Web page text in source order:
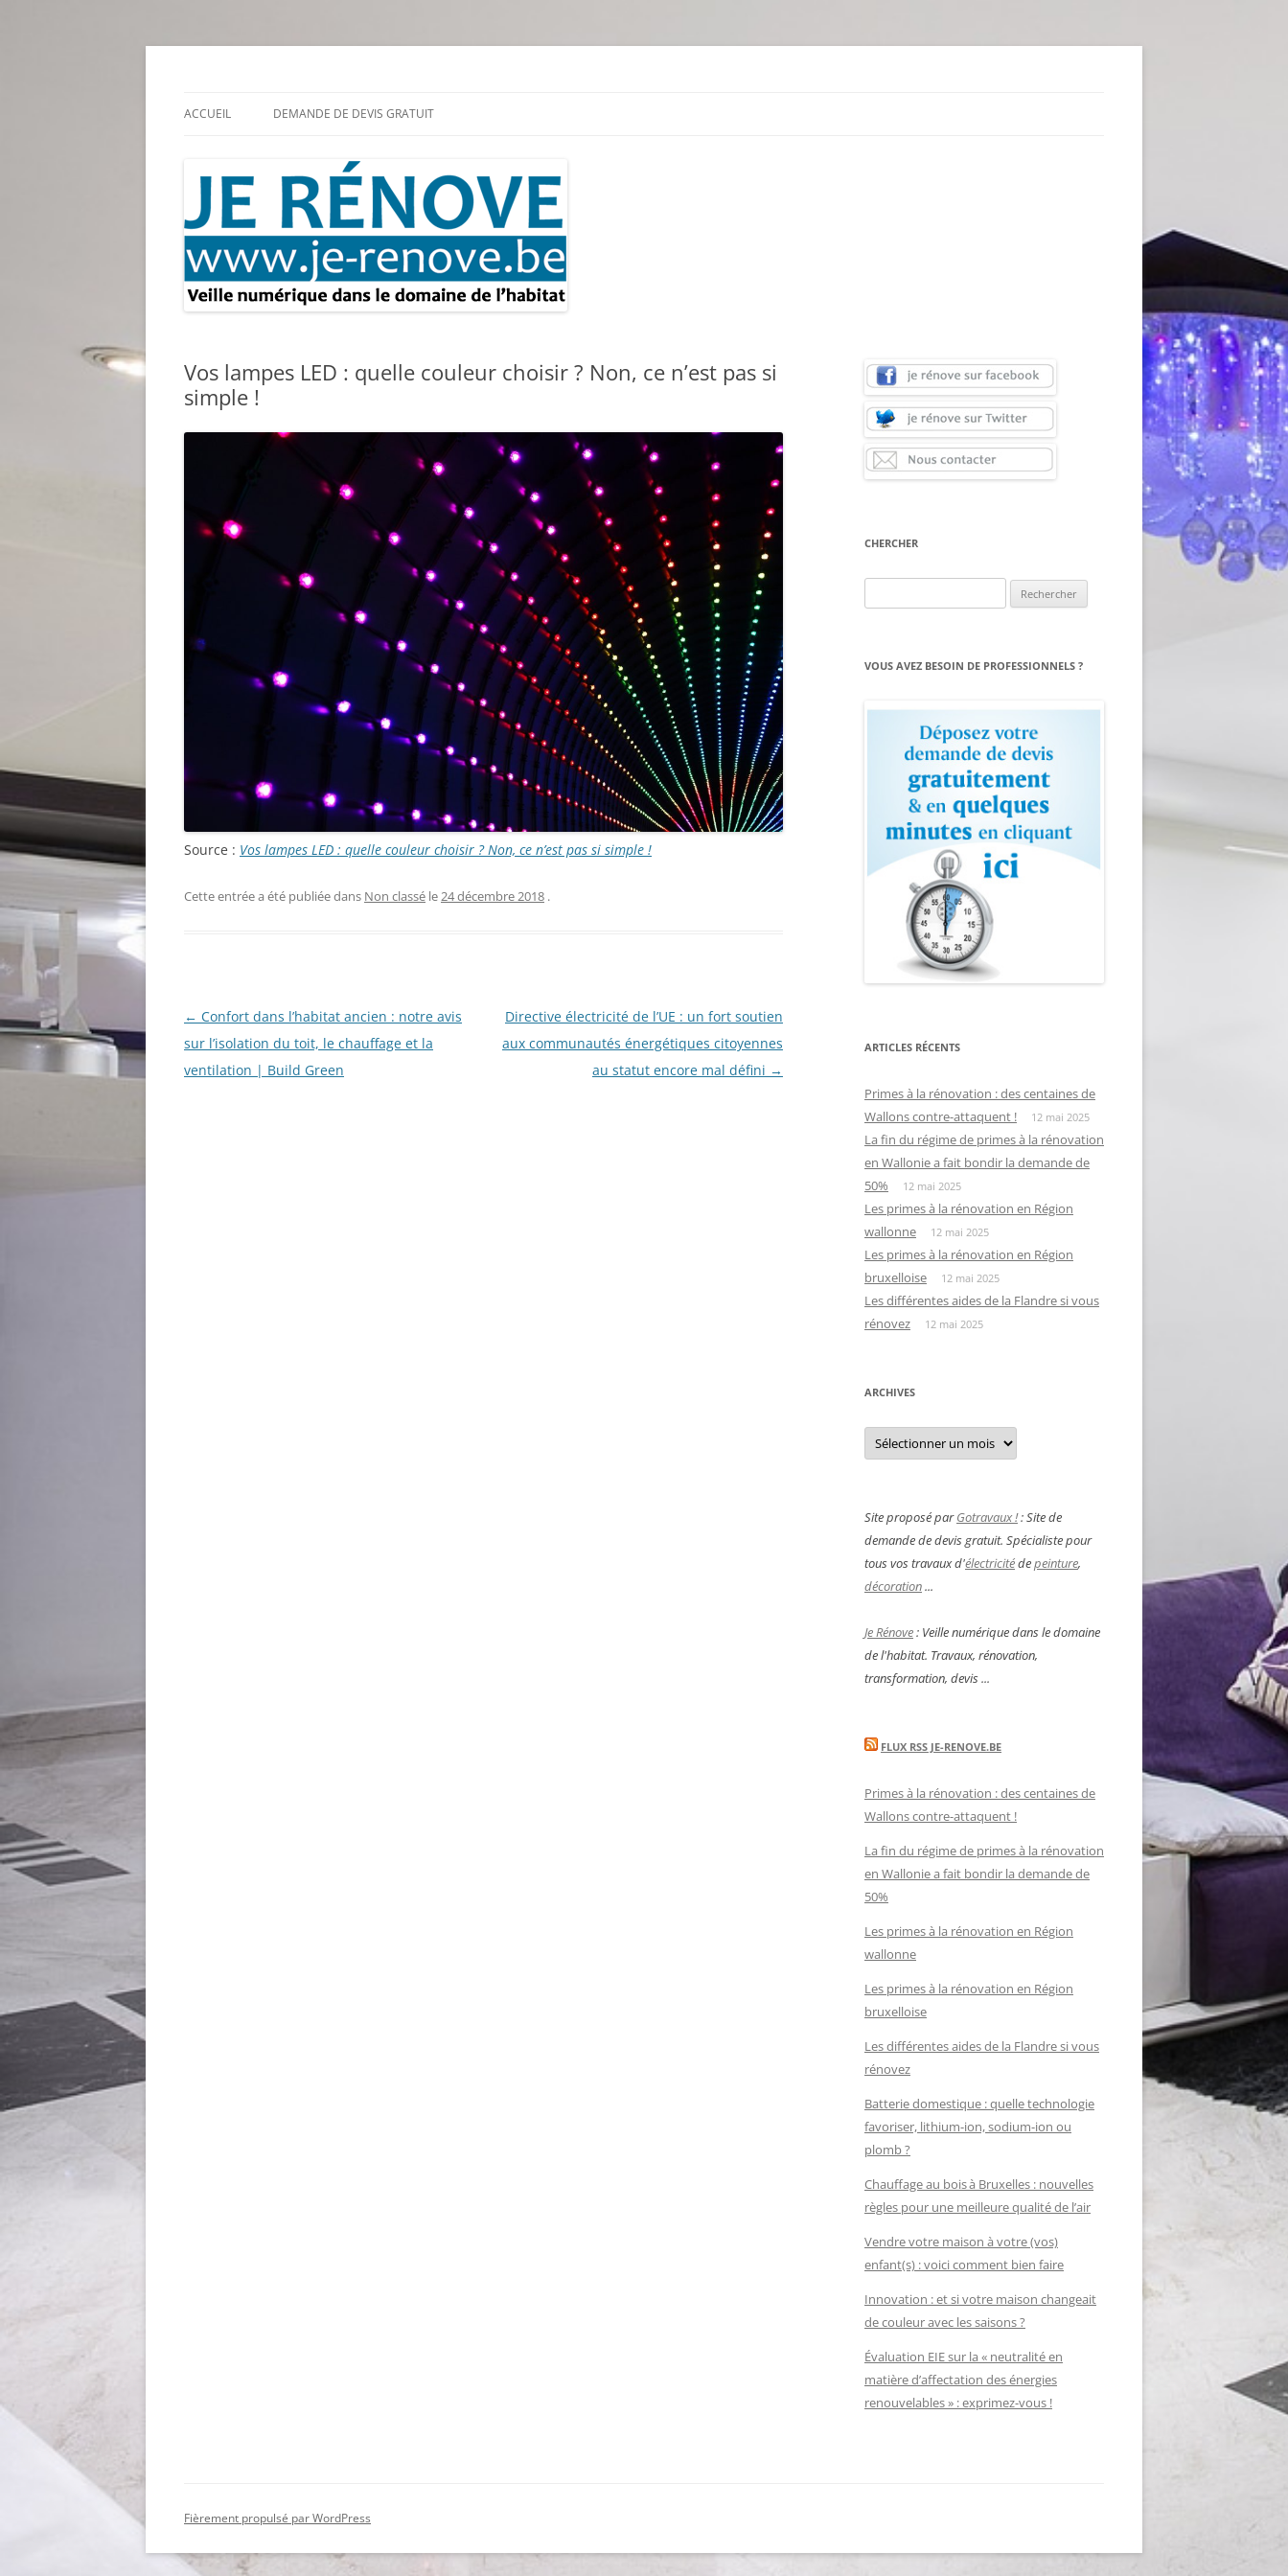
Aller
ACCUEIL DEMANDE DE DEVIS GRATUIT
Vos lampes LED : quelle couleur choisir ? Non, ce n’est pas si
simple !
Source : Vos lampes LED : quelle couleur choisir ? Non, ce n’est pas si simple !
Cette entrée a été publiée dans Non classé le24 décembre 2018 .
Navigation
des
articles
← Confort dans l’habitat ancien : notre avis
sur l’isolation du toit, le chauffage et la
ventilation | Build Green
Directive électricité de l’UE : un fort soutien
aux communautés énergétiques citoyennes
au statut encore mal défini →
CHERCHER
VOUS AVEZ BESOIN DE PROFESSIONNELS ?
ARTICLES RÉCENTS
Primes à la rénovation : des centaines de
Wallons contre-attaquent !
12 mai 2025
La fin du régime de primes à la rénovation
en Wallonie a fait bondir la demande de
50%
12 mai 2025
Les primes à la rénovation en Région
wallonne
12 mai 2025
Les primes à la rénovation en Région
bruxelloise
12 mai 2025
Les différentes aides de la Flandre si vous
rénovez
12 mai 2025
ARCHIVES
Archives
Site proposé parGotravaux !: Site de
demande de devis gratuit. Spécialiste pour
tous vos travaux d'électricitédepeinture,
décoration...
Je Rénove: Veille numérique dans le domaine
de l'habitat. Travaux, rénovation,
transformation, devis ...
FLUX RSS JE-RENOVE.BE
Primes à la rénovation : des centaines de
Wallons contre-attaquent !
La fin du régime de primes à la rénovation
en Wallonie a fait bondir la demande de
50%
Les primes à la rénovation en Région
wallonne
Les primes à la rénovation en Région
bruxelloise
Les différentes aides de la Flandre si vous
rénovez
Batterie domestique : quelle technologie
favoriser, lithium-ion, sodium-ion ou
plomb ?
Chauffage au bois à Bruxelles : nouvelles
règles pour une meilleure qualité de l’air
Vendre votre maison à votre (vos)
enfant(s) : voici comment bien faire
Innovation : et si votre maison changeait
de couleur avec les saisons ?
Évaluation EIE sur la « neutralité en
matière d’affectation des énergies
renouvelables » : exprimez-vous !
Fièrement propulsé par WordPress